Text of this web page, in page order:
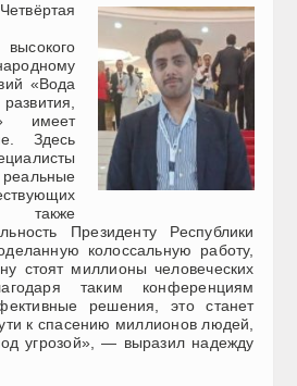
«Вода
имеет
Здесь
также
Президенту Республики
колоссальную работу,
стоят миллионы человеческих
таким конференциям
решения, это станет
к спасению миллионов людей,
угрозой», — выразил надежду